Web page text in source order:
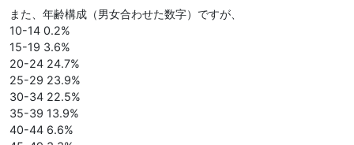
また、年齢構成（男女合わせた数字）ですが、
10-14 0.2%
15-19 3.6%
20-24 24.7%
25-29 23.9%
30-34 22.5%
35-39 13.9%
40-44 6.6%